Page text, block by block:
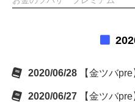
2020/06/28 【金ツバpre
2020/06/27 【金ツバpre